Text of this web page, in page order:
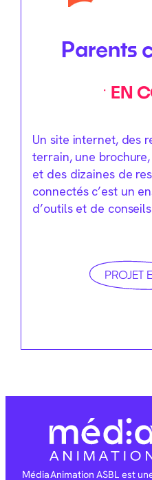
Parents
EN
Un site internet, des
terrain, une
et des dizaines de
connectés c’est un
d’outils et de
PROJET
Média Animation ASBL est